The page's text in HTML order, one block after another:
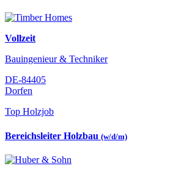
Vollzeit
Bauingenieur & Techniker
DE-84405
Dorfen
Top Holzjob
Bereichsleiter Holzbau (w/d/m)